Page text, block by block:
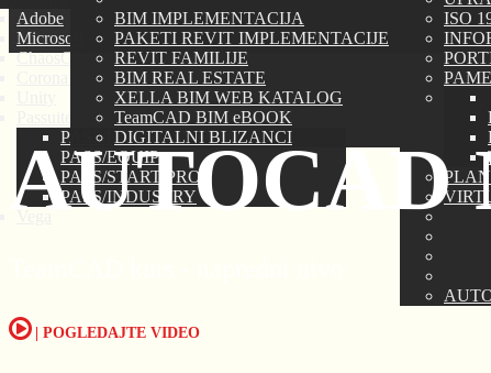
Adobe
Microsoft
ChaosGROUP
Corona Renderer
PASS/HYDROSYSTEM
PASS/EQUIP
PASS/START-PROF
PASS/INDUSTRY
BIM IMPLEMENTACIJA
PAKETI REVIT IMPLEMENTACIJE
REVIT FAMILIJE
BIM REAL ESTATE
XELLA BIM WEB KATALOG
TeamCAD BIM eBOOK
DIGITALNI BLIZANCI
ISO
AUTOCAD
| POGLEDAJTE VIDEO